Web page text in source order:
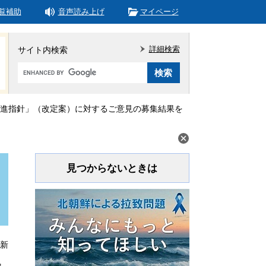
補助 音声読み上げ マイページ
サイト内検索
Google
タ
ム
詳細検索
指針」（改定案）に対するご意見の募集結果を
見つからないときは